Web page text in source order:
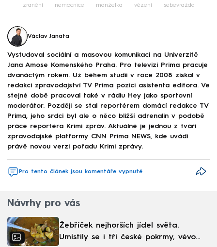
zranění nemocnice manželka vězení sebevražda
Václav Janata
Vystudoval sociální a masovou komunikaci na Univerzitě
Jana Amose Komenského Praha. Pro televizi Prima pracuje
dvanáctým rokem. Už během studií v roce 2008 získal v
redakci zpravodajství TV Prima pozici asistenta editora. Ve
stejné době pracoval také v rádiu Hey jako sportovní
moderátor. Později se stal reportérem domácí redakce TV
Prima, jeho srdci byl ale o něco bližší adrenalin v podobě
práce reportéra Krimi zpráv. Aktuálně je jednou z tváří
zpravodajské platformy CNN Prima NEWS, kde uvádí
právě novou verzi pořadu Krimi zprávy.
Pro tento článek jsou komentáře vypnuté
Návrhy pro vás
Žebříček nejhorších jídel světa.
Umístily se i tři české pokrmy, vévodí